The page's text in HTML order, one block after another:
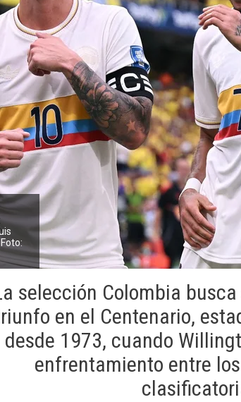
selección Colombia
en el Centenario,
desde 1973, cuando
enfrentamiento entre